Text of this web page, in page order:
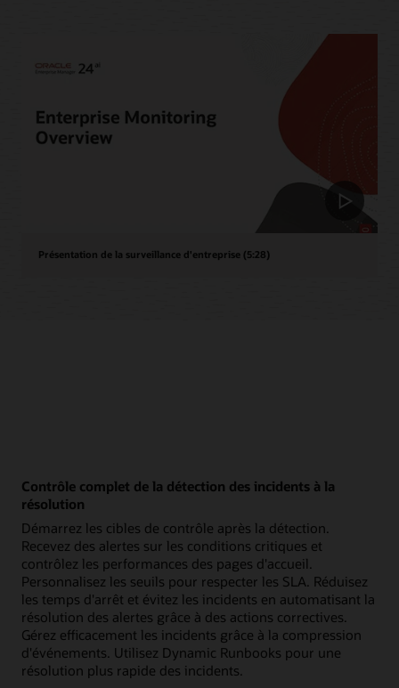
Présentation de la surveillance d'entreprise (5:28)
Contrôle complet de la détection des incidents à la
résolution
Démarrez les cibles de contrôle après la détection.
Recevez des alertes sur les conditions critiques et
contrôlez les performances des pages d'accueil.
Personnalisez les seuils pour respecter les SLA. Réduisez
les temps d'arrêt et évitez les incidents en automatisant la
résolution des alertes grâce à des actions correctives.
Gérez efficacement les incidents grâce à la compression
d'événements. Utilisez Dynamic Runbooks pour une
résolution plus rapide des incidents.